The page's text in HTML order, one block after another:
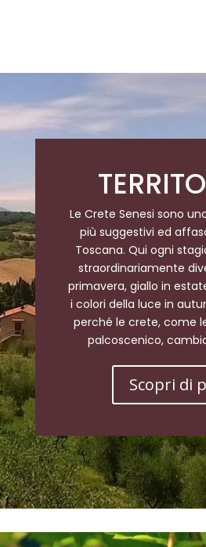
Le Crete Senesi sono
più suggestivi ed
Toscana.Qui ogni
straordinariamente
primavera, giallo in
i colori della luce in
perché le crete, come
palcoscenico,
Scopri di